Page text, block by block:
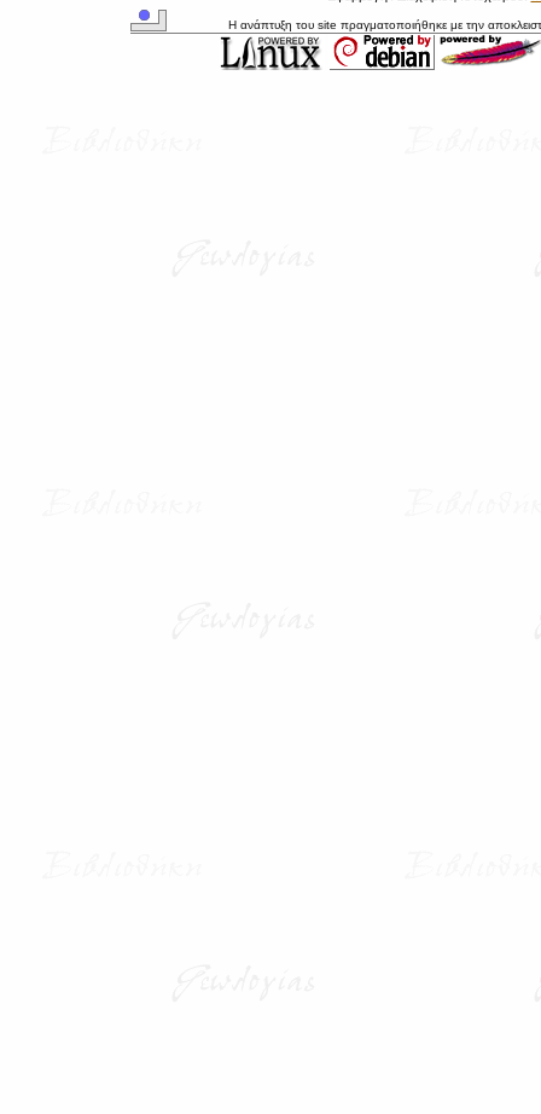
Η ανάπτυξη του site πραγματοποιήθηκε με την